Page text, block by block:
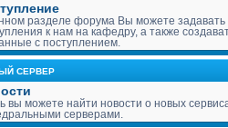
разделе форума Вы можете
к нам на кафедру, а также
с поступлением.
СЕРВЕР
вы можете найти новости о новых
серверами.